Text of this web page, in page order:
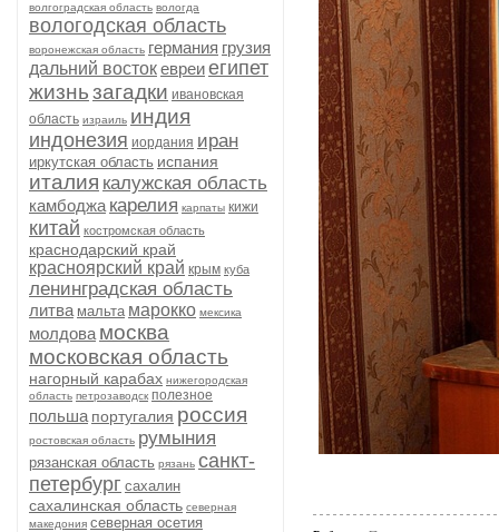
волгоградская область вологда
вологодская область
воронежская область германия грузия
дальний востокевреиегипет
жизньзагадки ивановская
область израиль индия
индонезия иордания иран
иркутская область испания
италия калужская область
камбоджа карелия карпаты кижи
китай костромская область
краснодарский край
красноярский край крым куба
ленинградская область
литва мальта марокко мексика
молдова москва
московская область
нагорный карабах нижегородская
область петрозаводск полезное
польша португалия россия
ростовская область румыния
рязанская область рязань санкт-
петербург сахалин
сахалинская область северная
македония северная осетия